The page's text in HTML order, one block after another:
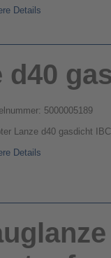
Details
d40
5000005189
Lanze d40 gasdicht
Details